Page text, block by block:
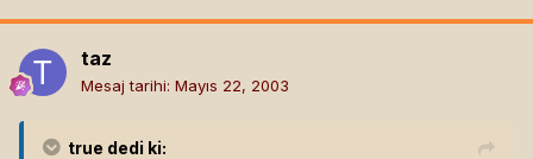
taz
Mesaj tarihi: Mayıs 22, 2003
true dedi ki: